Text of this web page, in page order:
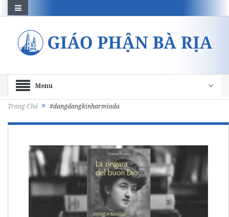
Menu
Trang Chủ #dangdangkinharmiada